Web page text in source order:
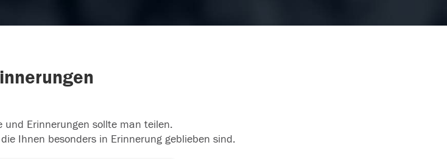
und Erinnerungen sollte man teilen.
Ihnen besonders in Erinnerung geblieben sind.